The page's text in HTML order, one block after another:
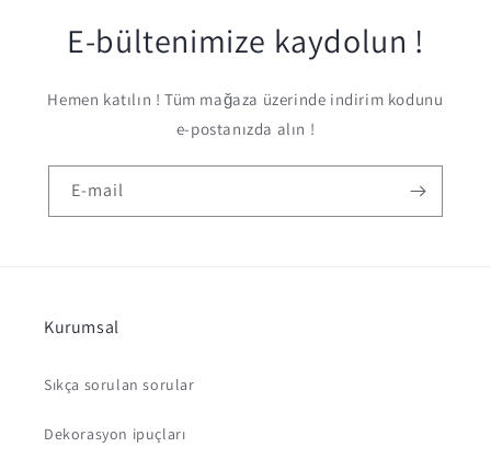
E-bültenimize kaydolun !
Hemen katılın ! Tüm mağaza üzerinde indirim kodunu
e-postanızda alın !
E-mail
Kurumsal
Sıkça sorulan sorular
Dekorasyon ipuçları